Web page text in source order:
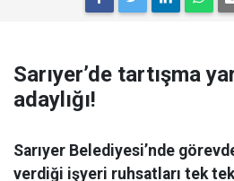
Sarıyer’de tartışma
adaylığı!
Sarıyer Belediyesi’nde
verdiği işyeri ruhsatları tek